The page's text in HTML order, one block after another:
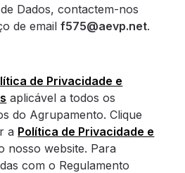
Dados, contactem-nos
de emailf575@aevp.net.
de Privacidade e
aplicável a todos os
do Agrupamento. Clique
a Política de Privacidade e
nosso website. Para
com o Regulamento